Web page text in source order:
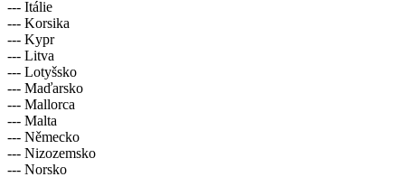
--- Itálie
--- Korsika
--- Kypr
--- Litva
--- Lotyšsko
--- Maďarsko
--- Mallorca
--- Malta
--- Německo
--- Nizozemsko
--- Norsko